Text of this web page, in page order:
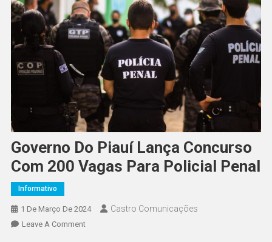
Governo Do Piauí Lança Concurso
Com 200 Vagas Para Policial Penal
Informativo
1 De Março De 2024 Castro Comunicações
Leave A Comment